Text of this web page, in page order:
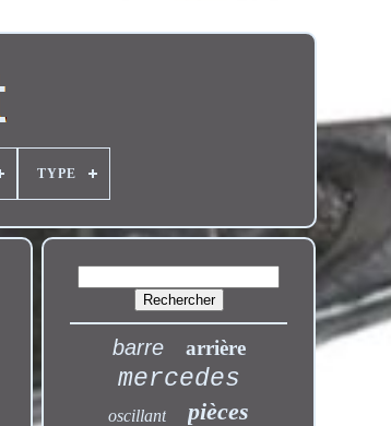
TYPE
barre arrière
mercedes
oscillant pièces